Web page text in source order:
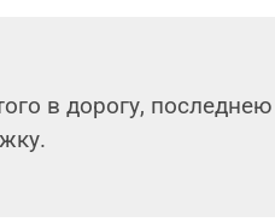
в дорогу, последнею